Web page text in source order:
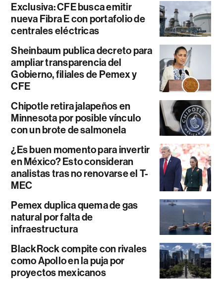
Exclusiva: CFE busca emitir
nueva Fibra E con portafolio de
centrales eléctricas
Sheinbaum publica decreto para
ampliar transparencia del
Gobierno, filiales de Pemex y
CFE
Chipotle retira jalapeños en
Minnesota por posible vínculo
con un brote de salmonela
¿Es buen momento para invertir
en México? Esto consideran
analistas tras no renovarse el T-
MEC
Pemex duplica quema de gas
natural por falta de
infraestructura
BlackRock compite con rivales
como Apollo en la puja por
proyectos mexicanos